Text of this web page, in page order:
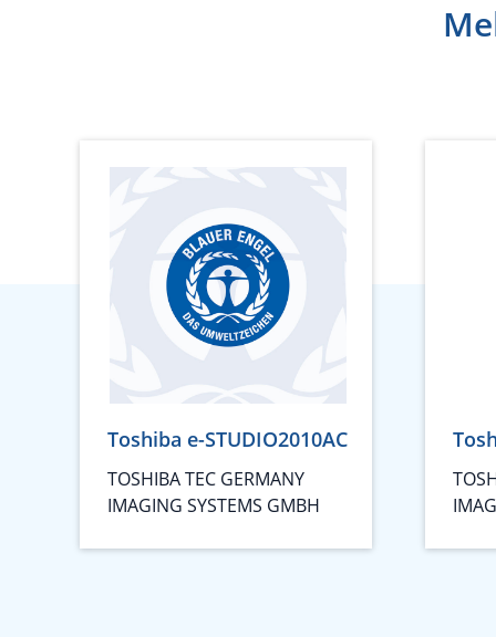
Toshiba e-STUDIO2010AC
TOSHIBA TEC GERMANY
IMAGING SYSTEMS GMBH